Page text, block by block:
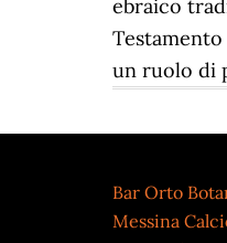
Bar Orto
Messina